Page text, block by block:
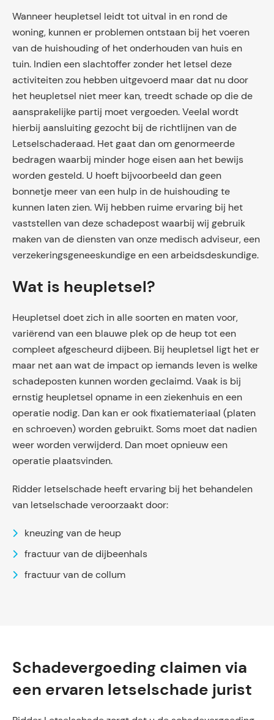
Wanneer heupletsel leidt tot uitval in en rond de
woning, kunnen er problemen ontstaan bij het voeren
van de huishouding of het onderhouden van huis en
tuin. Indien een slachtoffer zonder het letsel deze
activiteiten zou hebben uitgevoerd maar dat nu door
het heupletsel niet meer kan, treedt schade op die de
aansprakelijke partij moet vergoeden. Veelal wordt
hierbij aansluiting gezocht bij de richtlijnen van de
Letselschaderaad. Het gaat dan om genormeerde
bedragen waarbij minder hoge eisen aan het bewijs
worden gesteld. U hoeft bijvoorbeeld dan geen
bonnetje meer van een hulp in de huishouding te
kunnen laten zien. Wij hebben ruime ervaring bij het
vaststellen van deze schadepost waarbij wij gebruik
maken van de diensten van onze medisch adviseur, een
verzekeringsgeneeskundige en een arbeidsdeskundige.
Wat is heupletsel?
Heupletsel doet zich in alle soorten en maten voor,
variërend van een blauwe plek op de heup tot een
compleet afgescheurd dijbeen. Bij heupletsel ligt het er
maar net aan wat de impact op iemands leven is welke
schadeposten kunnen worden geclaimd. Vaak is bij
ernstig heupletsel opname in een ziekenhuis en een
operatie nodig. Dan kan er ook fixatiemateriaal (platen
en schroeven) worden gebruikt. Soms moet dat nadien
weer worden verwijderd. Dan moet opnieuw een
operatie plaatsvinden.
Ridder letselschade heeft ervaring bij het behandelen
van letselschade veroorzaakt door:
kneuzing van de heup
fractuur van de dijbeenhals
fractuur van de collum
Schadevergoeding claimen via
een ervaren letselschade jurist